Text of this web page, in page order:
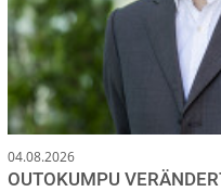
04.08.2026
OUTOKUMPU